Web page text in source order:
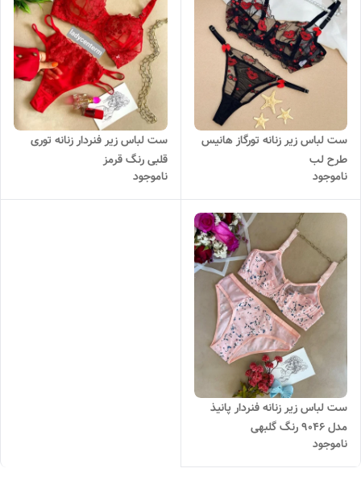
ست لباس زیر زنانه تورگاز هانیس
طرح لب
ناموجود
ست لباس زیر فنردار زنانه توری
قلبی رنگ قرمز
ناموجود
ست لباس زیر زنانه فنردار پانیذ
مدل 9046 رنگ گلبهی
ناموجود